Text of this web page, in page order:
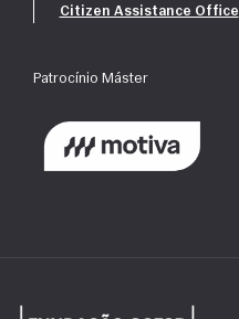
Citizen Assistance Office
Patrocínio Máster